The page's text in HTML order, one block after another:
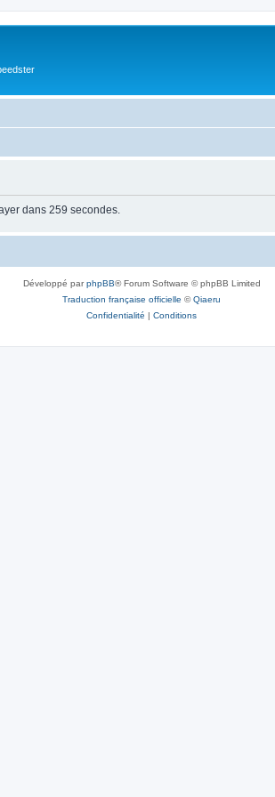
dans 259 secondes.
Développé parphpBB® Forum Software © phpBB Limited
Traduction française officielle ©Qiaeru
Confidentialité | Conditions